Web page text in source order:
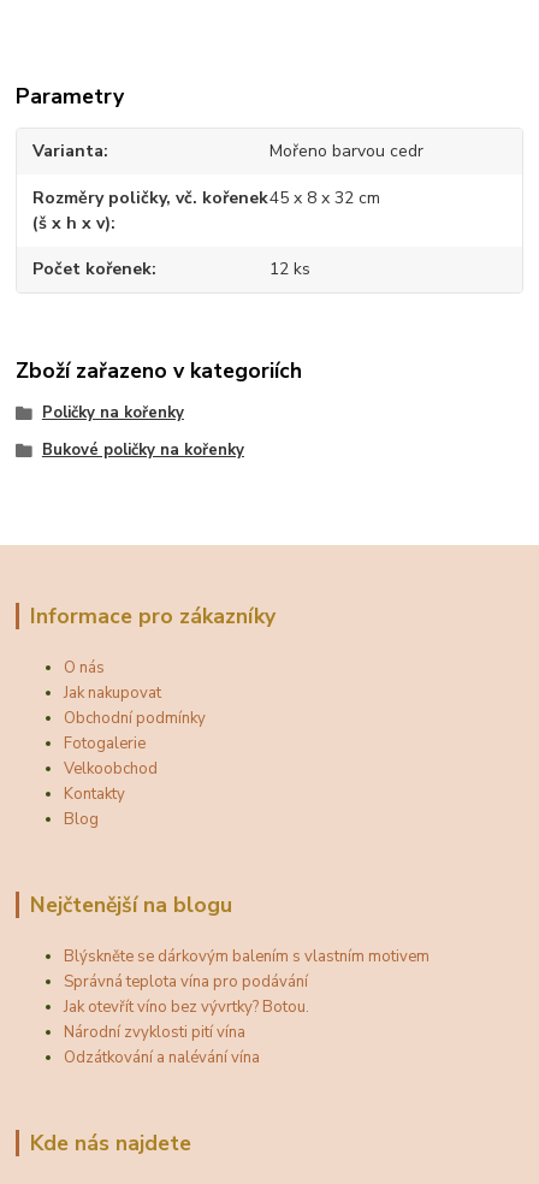
Parametry
Varianta Mořeno barvou cedr
Rozměry poličky, vč. kořenek
(š x h x v)
45 x 8 x 32 cm
Počet kořenek 12 ks
Zboží zařazeno v kategoriích
Poličky na kořenky
Bukové poličky na kořenky
Informace pro zákazníky
O nás
Jak nakupovat
Obchodní podmínky
Fotogalerie
Velkoobchod
Kontakty
Blog
Nejčtenější na blogu
Blýskněte se dárkovým balením s vlastním motivem
Správná teplota vína pro podávání
Jak otevřít víno bez vývrtky? Botou.
Národní zvyklosti pití vína
Odzátkování a nalévání vína
Kde nás najdete